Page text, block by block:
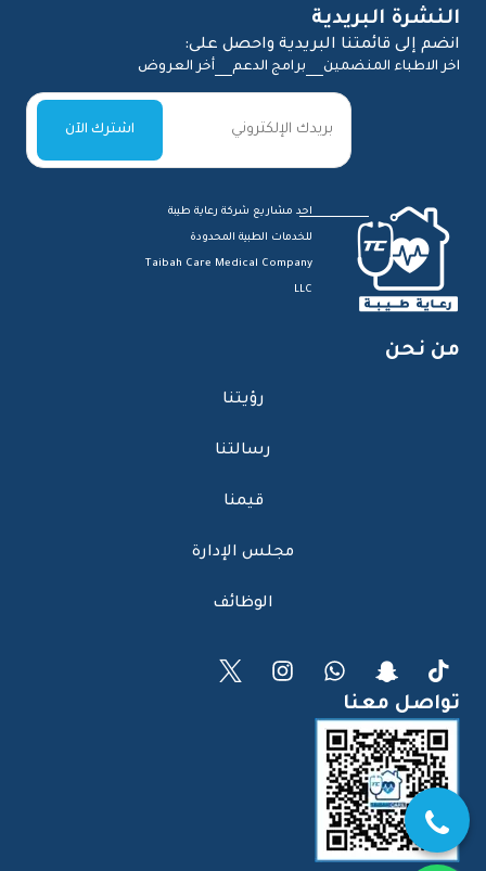
النشرة البريدية
انضم إلى قائمتنا البريدية واحصل على:
اخر الاطباء المنضمين برامج الدعم أخر العروض
احد مشاريع شركة رعاية طيبة
للخدمات الطبية المحدودة
Taibah Care Medical Company
LLC
من نحن
رؤيتنا
رسالتنا
قيمنا
مجلس الإدارة
الوظائف
تواصل معنا